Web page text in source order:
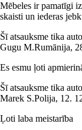
Mēbeles ir pamatīgi
skaisti un iederas
Šī atsauksme tika
Gugu M.Rumānija,
Es esmu ļoti
Šī atsauksme tika
Marek S.Polija, 12.
Ļoti laba meistarība